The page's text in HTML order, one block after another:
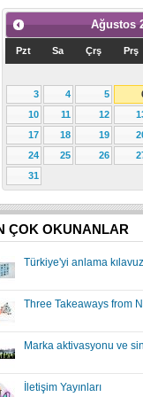
Ağustos
Pzt Sa Çrş Prş
3
4 5
10
11 12
17
18 19
24
25 26
31
ÇOK OKUNANLAR
Türkiye'yi anlama
Three Takeaways from
Marka aktivasyonu ve
İletişim Yayınları